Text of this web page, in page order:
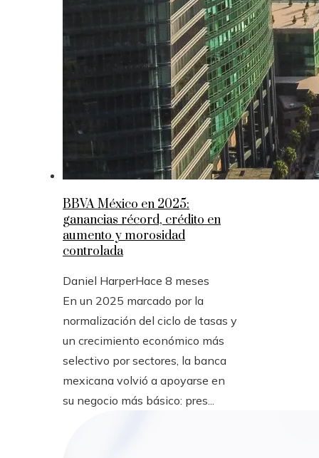
BBVA México en 2025:
ganancias récord, crédito en
aumento y morosidad
controlada
Daniel HarperHace 8 meses
En un 2025 marcado por la
normalización del ciclo de tasas y
un crecimiento económico más
selectivo por sectores, la banca
mexicana volvió a apoyarse en
su negocio más básico: pres...